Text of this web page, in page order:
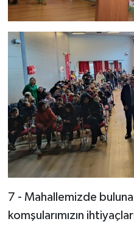
7 - Mahallemizde
komşularımızın